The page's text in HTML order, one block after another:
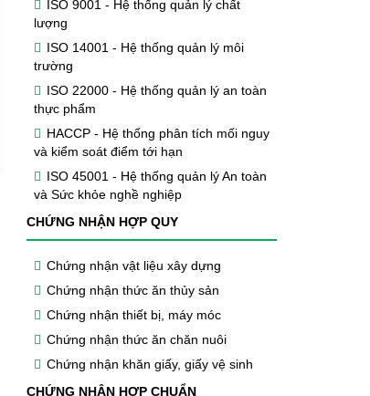
ISO 9001 - Hệ thống quản lý chất
lượng
ISO 14001 - Hệ thống quản lý môi
trường
ISO 22000 - Hệ thống quản lý an toàn
thực phẩm
HACCP - Hệ thống phân tích mối nguy
và kiểm soát điểm tới hạn
ISO 45001 - Hệ thống quản lý An toàn
và Sức khỏe nghề nghiệp
CHỨNG NHẬN HỢP QUY
Chứng nhận vật liệu xây dựng
Chứng nhận thức ăn thủy sản
Chứng nhận thiết bị, máy móc
Chứng nhận thức ăn chăn nuôi
Chứng nhận khăn giấy, giấy vệ sinh
CHỨNG NHẬN HỢP CHUẨN